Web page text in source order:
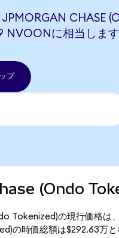
CHASE
NVOONに相当します
プ
(Ondo
Tokenized)の現行価格は
の時価総額は$292.63万と